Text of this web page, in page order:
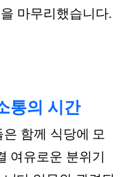
마무리했습니다.
통의 시간
함께 식당에 모
여유로운 분위기